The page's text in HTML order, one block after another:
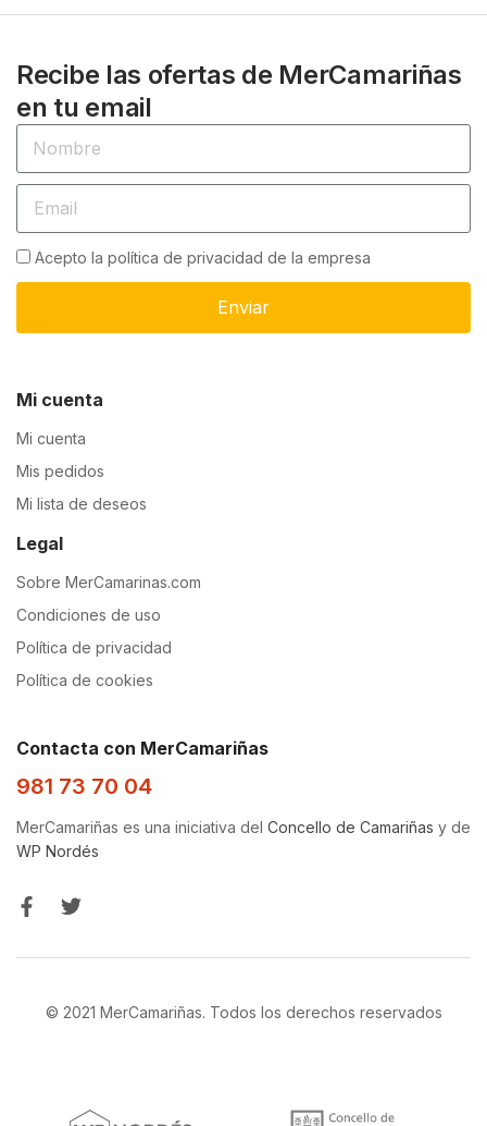
Recibe las ofertas de MerCamariñas
en tu email
Acepto la política de privacidad de la empresa
Enviar
Mi cuenta
Mi cuenta
Mis pedidos
Mi lista de deseos
Legal
Sobre MerCamarinas.com
Condiciones de uso
Política de privacidad
Política de cookies
Contacta con MerCamariñas
981 73 70 04
MerCamariñas es una iniciativa del Concello de Camariñas y de
WP Nordés
© 2021 MerCamariñas. Todos los derechos reservados